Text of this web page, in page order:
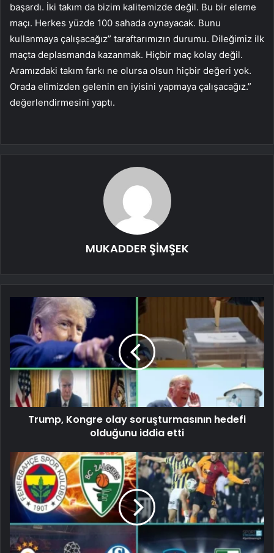
başardı. İki takım da bizim kalitemizde değil. Bu bir eleme
maçı. Herkes yüzde 100 sahada oynayacak. Bunu
kullanmaya çalışacağız” taraftarımızın durumu. Dileğimiz ilk
maçta deplasmanda kazanmak. Hiçbir maç kolay değil.
Aramızdaki takım farkı ne olursa olsun hiçbir değeri yok.
Orada elimizden gelenin en iyisini yapmaya çalışacağız.”
değerlendirmesini yaptı.
MUKADDER ŞİMŞEK
Trump, Kongre olay soruşturmasının hedefi
olduğunu iddia etti